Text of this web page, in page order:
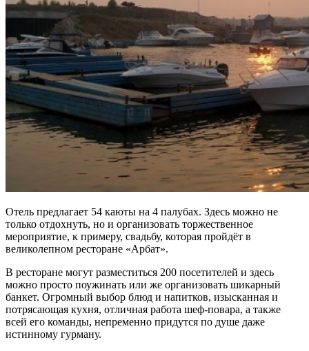
Отель предлагает 54 каюты на 4 палубах. Здесь можно не
только отдохнуть, но и организовать торжественное
мероприятие, к примеру, свадьбу, которая пройдёт в
великолепном ресторане «Арбат».
В ресторане могут разместиться 200 посетителей и здесь
можно просто поужинать или же организовать шикарный
банкет. Огромный выбор блюд и напитков, изысканная и
потрясающая кухня, отличная работа шеф-повара, а также
всей его команды, непременно придутся по душе даже
истинному гурману.